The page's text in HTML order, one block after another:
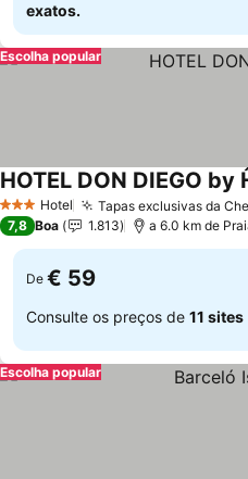
exatos.
Escolha popular
3 EstrelasHotel Tapas exclusivas da
HOTEL DON DIEGO by
7,8 Boa 1.813 a 6.0 km de
De € 59
Consulte os preços de 11 sites
Escolha popular